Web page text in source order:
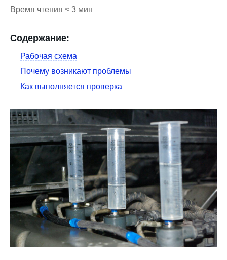
Время чтения ≈ 3 мин
Содержание:
Рабочая схема
Почему возникают проблемы
Как выполняется проверка